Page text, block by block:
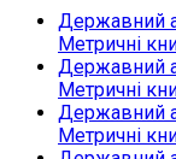
Державний
Метричні
Державний
Метричні
Державний
Метричні